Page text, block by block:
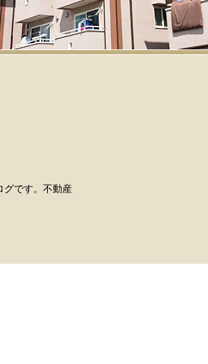
グです。不動産